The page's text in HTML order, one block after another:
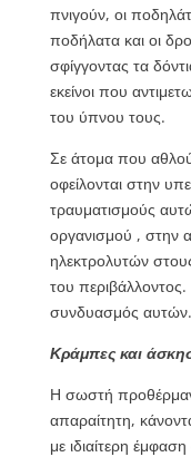
πνιγούν, οι
ποδήλατα και οι
σφίγγοντας τα
εκείνοι που
του ύπνου τους.
Σε άτομα που
οφείλονται στην
τραυματισμούς
οργανισμού , στην
ηλεκτρολυτών
του
συνδυασμός αυτών.
Κράμπες και
Η σωστή
απαραίτητη,
με ιδιαίτερη